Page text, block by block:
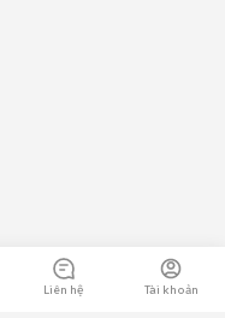
Liên hệ Tài khoản